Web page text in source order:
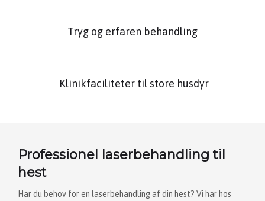
Tryg og erfaren behandling
Klinikfaciliteter til store husdyr
Professionel laserbehandling til
hest
Har du behov for en laserbehandling af din hest? Vi har hos